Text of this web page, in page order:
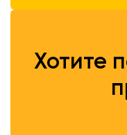
Хотите